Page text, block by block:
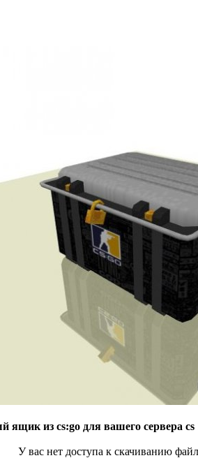
ящик из cs:go для вашего сервера cs
У вас нет доступа к скачиванию